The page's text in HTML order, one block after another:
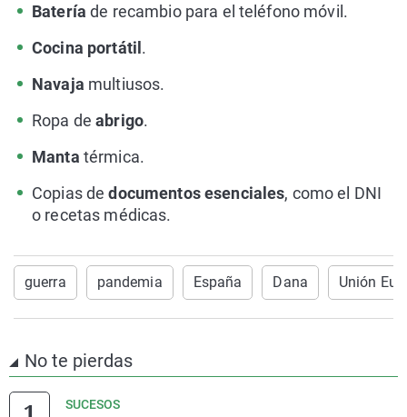
Bateríade recambio para el teléfono móvil.
Cocina portátil .
Navaja multiusos.
Ropa deabrigo.
Manta térmica.
Copias dedocumentos esenciales, como el DNI
o recetas médicas.
guerra pandemia España Dana Unión
No te pierdas
SUCESOS